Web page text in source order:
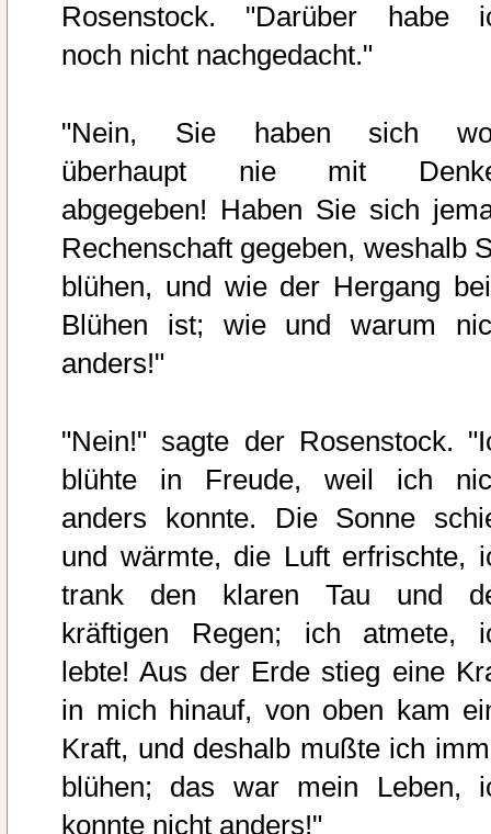
Rosenstock. "Darüber habe
noch nicht nachgedacht."
"Nein, Sie haben sich
überhaupt nie mit
abgegeben! Haben Sie sich
Rechenschaft gegeben, weshalb
blühen, und wie der Hergang
Blühen ist; wie und warum
anders!"
"Nein!" sagte der Rosenstock.
blühte in Freude, weil ich
anders konnte. Die Sonne
und wärmte, die Luft erfrischte,
trank den klaren Tau und
kräftigen Regen; ich atmete,
lebte! Aus der Erde stieg eine
in mich hinauf, von oben kam
Kraft, und deshalb mußte ich
blühen; das war mein Leben,
konnte nicht anders!"